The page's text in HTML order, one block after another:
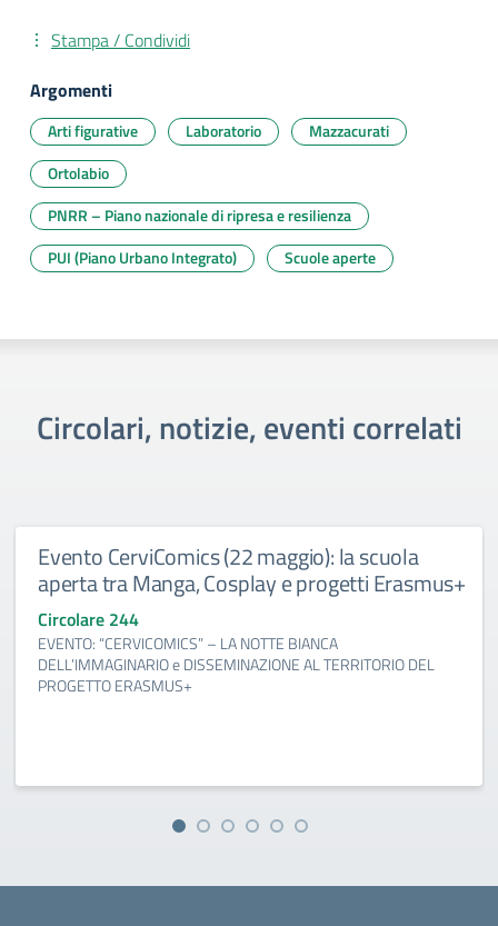
Stampa / Condividi
Argomenti
Arti figurative Laboratorio
Mazzacurati
Ortolabio
PNRR – Piano nazionale di ripresa e resilienza
PUI (Piano Urbano Integrato)
Scuole aperte
Circolari, notizie, eventi correlati
Evento CerviComics (22 maggio): la scuola
aperta tra Manga, Cosplay e progetti Erasmus+
Circolare 244
EVENTO: “CERVICOMICS” – LA NOTTE BIANCA
DELL’IMMAGINARIO e DISSEMINAZIONE AL TERRITORIO DEL
PROGETTO ERASMUS+